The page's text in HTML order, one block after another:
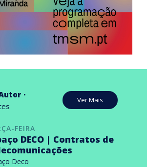
Ver Mais
FEIRA
DECO | Contratos de
Deco